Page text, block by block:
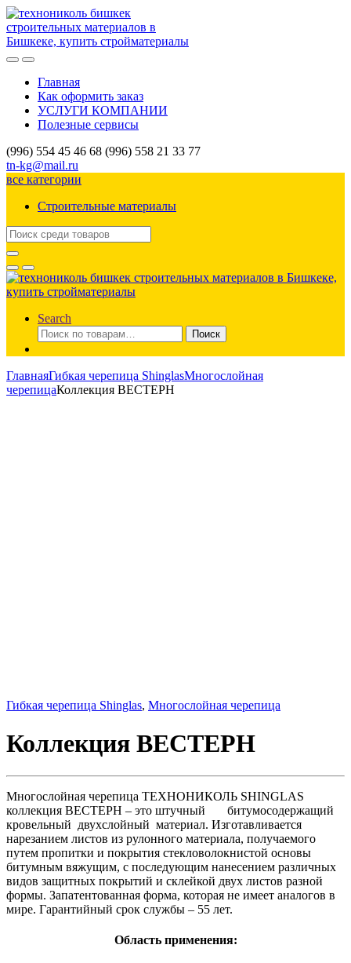
Skip
to
navigation
Skip
to
content
Главная
Как оформить заказ
УСЛУГИ КОМПАНИИ
Полезные сервисы
(996) 554 45 46 68 (996) 558 21 33 77
tn-kg@mail.ru
все категории
Строительные материалы
Search
for:
Search
Искать:
Поиск
ГлавнаяГибкая черепица ShinglasМногослойная
черепицаКоллекция ВЕСТЕРН
Гибкая черепица Shinglas, Многослойная черепица
Коллекция ВЕСТЕРН
Многослойная черепица ТЕХНОНИКОЛЬ SHINGLAS
коллекция ВЕСТЕРН – это штучный битумосодержащий
кровельный двухслойный материал. Изготавливается
нарезанием листов из рулонного материала, получаемого
путем пропитки и покрытия стекловолокнистой основы
битумным вяжущим, с последующим нанесением различных
видов защитных покрытий и склейкой двух листов разной
формы. Запатентованная форма, которая не имеет аналогов в
мире. Гарантийный срок службы – 55 лет.
Область применения: